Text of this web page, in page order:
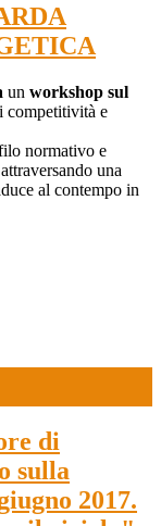
un workshop sul
competitività e
normativo e
una
al contempo in
di
sulla
2017.